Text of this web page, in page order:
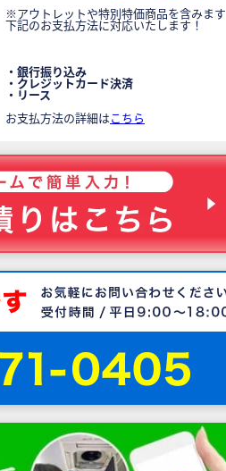
※アウトレットや特別特価商品を含みます
下記のお支払方法に対応いたします！
・銀行振り込み
・クレジットカード決済
・リース
お支払方法の詳細はこちら